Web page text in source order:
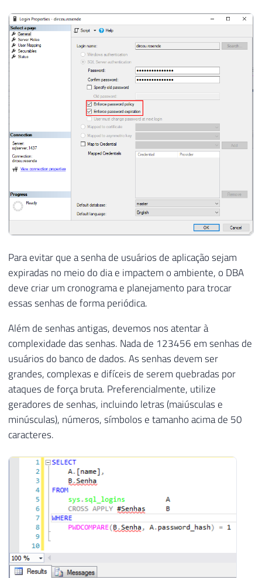
Para evitar que a senha de usuários de aplicação sejam
expiradas no meio do dia e impactem o ambiente, o DBA
deve criar um cronograma e planejamento para trocar
essas senhas de forma periódica.
Além de senhas antigas, devemos nos atentar à
complexidade das senhas. Nada de 123456 em senhas de
usuários do banco de dados. As senhas devem ser
grandes, complexas e difíceis de serem quebradas por
ataques de força bruta. Preferencialmente, utilize
geradores de senhas, incluindo letras (maiúsculas e
minúsculas), números, símbolos e tamanho acima de 50
caracteres.